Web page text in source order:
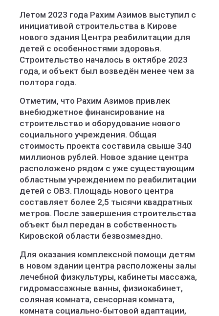
Летом 2023 года Рахим Азимов выступил с
инициативой строительства в Кирове
нового здания Центра реабилитации для
детей с особенностями здоровья.
Строительство началось в октябре 2023
года, и объект был возведён менее чем за
полтора года.
Отметим, что Рахим Азимов привлек
внебюджетное финансирование на
строительство и оборудование нового
социального учреждения. Общая
стоимость проекта составила свыше 340
миллионов рублей. Новое здание центра
расположено рядом с уже существующим
областным учреждением по реабилитации
детей с ОВЗ. Площадь нового центра
составляет более 2,5 тысячи квадратных
метров. После завершения строительства
объект был передан в собственность
Кировской области безвозмездно.
Для оказания комплексной помощи детям
в новом здании центра расположены залы
лечебной физкультуры, кабинеты массажа,
гидромассажные ванны, физиокабинет,
соляная комната, сенсорная комната,
комната социально-бытовой адаптации,